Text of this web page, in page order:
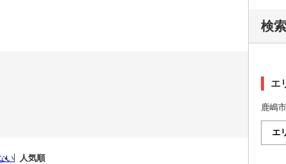
い 人気順
検
エ
鹿嶋市
エ